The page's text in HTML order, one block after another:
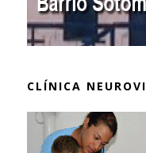
CLÍNICA